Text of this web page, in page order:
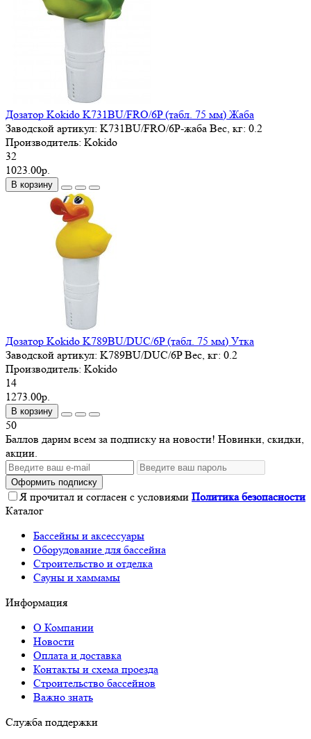
Дозатор Kokido K731BU/FRO/6P (табл. 75 мм) Жаба
Заводской артикул: K731BU/FRO/6P-жаба Вес, кг: 0.2
Производитель: Kokido
32
1023.00р.
В корзину
Дозатор Kokido K789BU/DUC/6P (табл. 75 мм) Утка
Заводской артикул: K789BU/DUC/6PВес, кг: 0.2
Производитель: Kokido
14
1273.00р.
В корзину
50
Баллов дарим всем за подписку на новости! Новинки, скидки,
акции.
Оформить подписку
Я прочитал и согласен с условиями Политика безопасности
Каталог
Бассейны и аксессуары
Оборудование для бассейна
Строительство и отделка
Сауны и хаммамы
Информация
О Компании
Новости
Оплата и доставка
Контакты и схема проезда
Строительство бассейнов
Важно знать
Служба поддержки